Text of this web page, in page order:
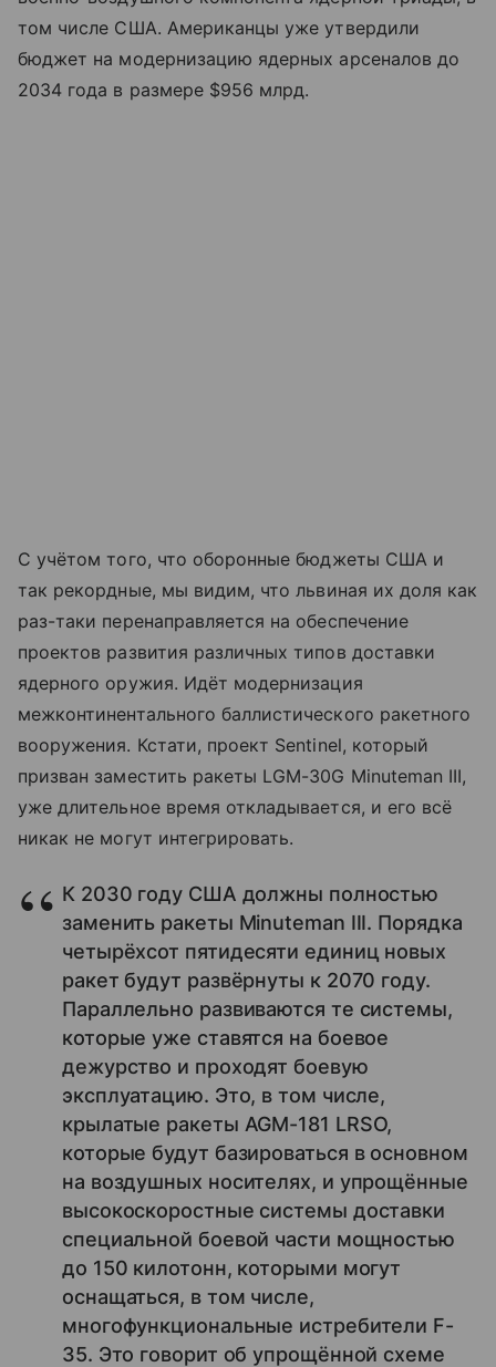
том числе США. Американцы уже утвердили
бюджет на модернизацию ядерных арсеналов до
2034 года в размере $956 млрд.
С учётом того, что оборонные бюджеты США и
так рекордные, мы видим, что львиная их доля как
раз-таки перенаправляется на обеспечение
проектов развития различных типов доставки
ядерного оружия. Идёт модернизация
межконтинентального баллистического ракетного
вооружения. Кстати, проект Sentinel, который
призван заместить ракеты LGM-30G Minuteman III,
уже длительное время откладывается, и его всё
никак не могут интегрировать.
К 2030 году США должны полностью
заменить ракеты Minuteman III. Порядка
четырёхсот пятидесяти единиц новых
ракет будут развёрнуты к 2070 году.
Параллельно развиваются те системы,
которые уже ставятся на боевое
дежурство и проходят боевую
эксплуатацию. Это, в том числе,
крылатые ракеты AGM-181 LRSO,
которые будут базироваться в основном
на воздушных носителях, и упрощённые
высокоскоростные системы доставки
специальной боевой части мощностью
до 150 килотонн, которыми могут
оснащаться, в том числе,
многофункциональные истребители F-
35. Это говорит об упрощённой схеме